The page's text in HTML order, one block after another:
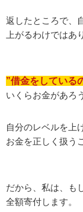
返したところで、
上がるわけではあ
”借金をしている
いくらお金があろ
自分のレベルを上
お金を正しく扱う
だから、私は、も
全額寄付します。